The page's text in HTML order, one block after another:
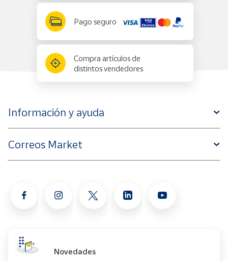
Pago seguro
Compra artículos de
distintos vendedores
Información y ayuda
Correos Market
Novedades